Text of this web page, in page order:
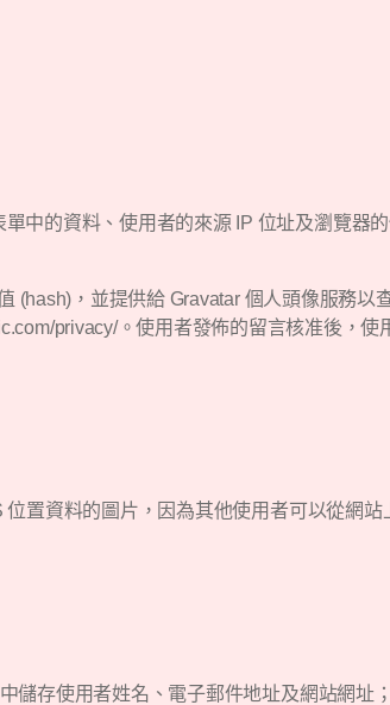
中的資料、使用者的來源 IP 位址及瀏覽器
(hash)，並提供給 Gravatar 個人頭像服務以
privacy/。使用者發佈的留言核准後，
置資料的圖片，因為其他使用者可以從網站
儲存使用者姓名、電子郵件地址及網站網址